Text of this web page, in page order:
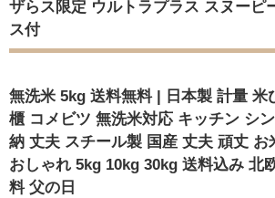
ザらス限定 ウルトラプラス スヌーピ
ス付
無洗米 5kg 送料無料 | 日本製 計量 米
櫃 コメビツ 無洗米対応 キッチン シ
納 丈夫 スチール製 国産 丈夫 頑丈 お
おしゃれ 5kg 10kg 30kg 送料込み 北
料 父の日